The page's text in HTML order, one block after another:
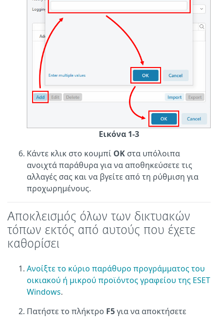
Εικόνα 1-3
Κάντε κλικ στο κουμπί OK στα υπόλοιπα
ανοιχτά παράθυρα για να αποθηκεύσετε τις
αλλαγές σας και να βγείτε από τη ρύθμιση για
προχωρημένους.
Αποκλεισμός όλων των δικτυακών
τόπων εκτός από αυτούς που έχετε
καθορίσει
Ανοίξτε το κύριο παράθυρο προγράμματος του
οικιακού ή μικρού προϊόντος γραφείου της ESET
Windows.
Πατήστε το πλήκτρο F5για να αποκτήσετε